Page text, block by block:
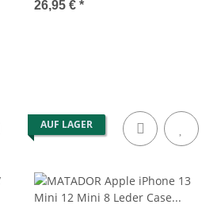
Braun
26,95 € *
AUF LAGER